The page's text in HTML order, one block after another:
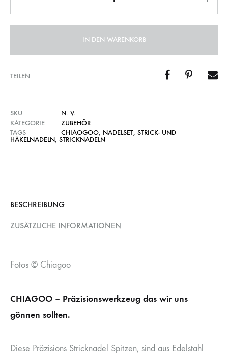
IN DEN WARENKORB
TEILEN
SKU
N. V.
KATEGORIE
ZUBEHÖR
TAGS
CHIAOGOO, NADELSET, STRICK- UND
HÄKELNADELN, STRICKNADELN
BESCHREIBUNG
ZUSÄTZLICHE INFORMATIONEN
Fotos © Chiagoo
CHIAGOO – Präzisionswerkzeug das wir uns
gönnen sollten.
Diese Präzisions Stricknadel Spitzen, sind aus Edelstahl